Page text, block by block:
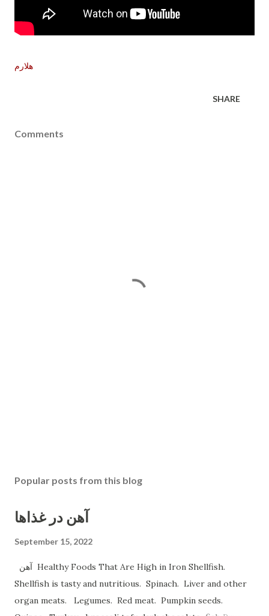
هلارم
SHARE
Comments
Popular posts from this blog
آهن در غذاها
September 15, 2022
Shellfish is tasty and nutritious. Spinach. Liver and other
organ meats. Legumes. Red meat. Pumpkin seeds.